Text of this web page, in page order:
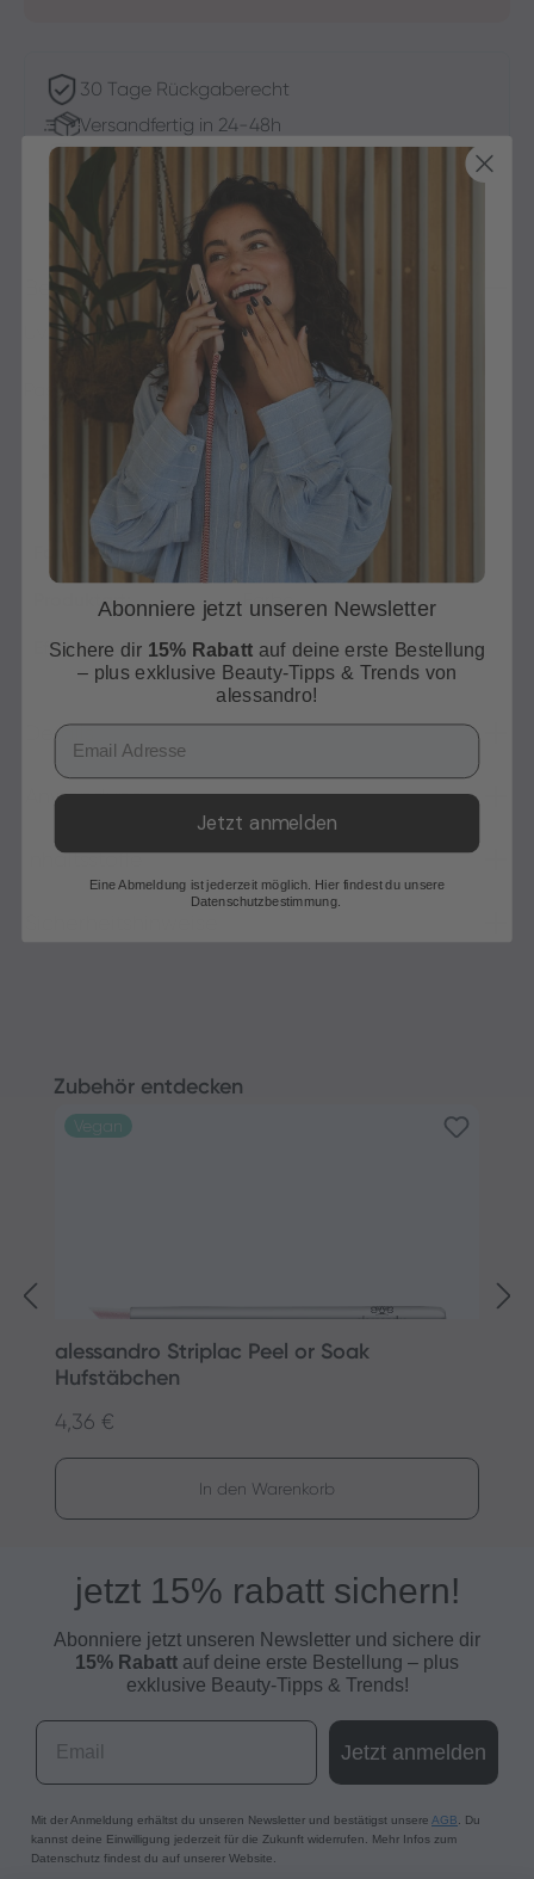
30 Tage Rückgaberecht
Versandfertig in 24-48h
Jetzt shoppen - bezahlen in 30 Tagen
Beschreibung
Uv Colour Tempting Snake - Grün
Passende Top Coats:
clear für hochglänzendes finish
matt für samtig mattes finish
shimmer für einen tollen silber shimmer
Farb-Cluster: the happy colours
Produktart: Farbe
Effekt: Deckend
Details
Anwendung
Inhaltsstoffe
Produktgalerie überspringen
Zubehör entdecken
Vegan
alessandro Striplac Peel or Soak
Hufstäbchen
Regulärer Preis:
4,36 €
In den Warenkorb
jetzt 15% rabatt sichern!
Abonniere jetzt unseren Newsletter und sichere dir
15% Rabatt auf deine erste Bestellung – plus
exklusive Beauty-Tipps & Trends!
Email
Jetzt anmelden
Mit der Anmeldung erhältst du unseren Newsletter und bestätigst unsere AGB . Du
kannst deine Einwilligung jederzeit für die Zukunft widerrufen. Mehr Infos zum
Datenschutz findest du auf unserer Website.
Abonniere jetzt unseren Newsletter
Sichere dir 15% Rabatt auf deine erste Bestellung
– plus exklusive Beauty-Tipps & Trends von
alessandro!
Email
Jetzt anmelden
Eine Abmeldung ist jederzeit möglich. Hier findest du unsere
Datenschutzbestimmung.